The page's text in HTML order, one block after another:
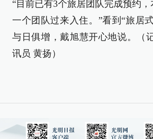
“目前已有3个旅居团队完成预约
一个团队过来入住。”看到“旅居
与日俱增，戴旭慧开心地说。（
讯员 黄扬）